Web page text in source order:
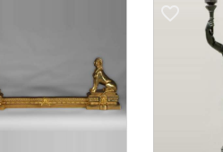
favorite_border